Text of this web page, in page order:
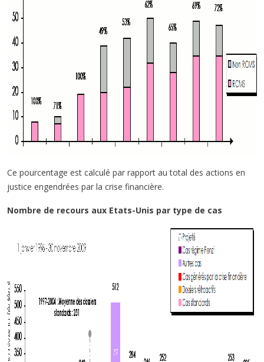
Ce pourcentage est calculé par rapport au total des actions en
justice engendrées par la crise financière.
Nombre de recours aux Etats-Unis par type de cas